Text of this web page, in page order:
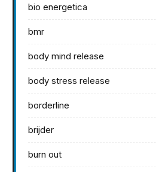
bio energetica
bmr
body mind release
body stress release
borderline
brijder
burn out